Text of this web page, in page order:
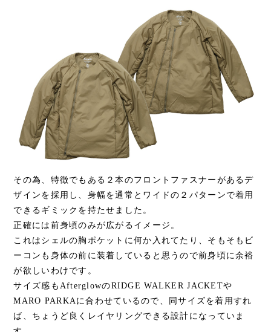
その為、特徴でもある２本のフロントファスナーがあるデ
ザインを採用し、身幅を通常とワイドの２パターンで着用
できるギミックを持たせました。
正確には前身頃のみが広がるイメージ。
これはシェルの胸ポケットに何か入れてたり、そもそもビ
ーコンも身体の前に装着していると思うので前身頃に余裕
が欲しいわけです。
サイズ感もAfterglowのRIDGE WALKER JACKETや
MARO PARKAに合わせているので、同サイズを着用すれ
ば、ちょうど良くレイヤリングできる設計になっていま